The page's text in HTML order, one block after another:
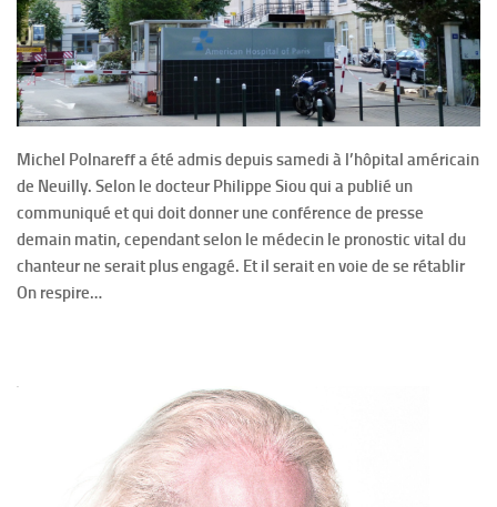
Michel Polnareff a été admis depuis samedi à l’hôpital américain
de Neuilly. Selon le docteur Philippe Siou qui a publié un
communiqué et qui doit donner une conférence de presse
demain matin, cependant selon le médecin le pronostic vital du
chanteur ne serait plus engagé. Et il serait en voie de se rétablir
On respire…